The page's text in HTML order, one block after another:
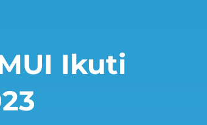
Ikuti